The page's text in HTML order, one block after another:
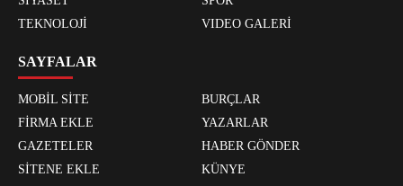
TEKNOLOJİ
VIDEO GALERİ
SAYFALAR
MOBİL SİTE
BURÇLAR
FİRMA EKLE
YAZARLAR
GAZETELER
HABER GÖNDER
SİTENE EKLE
KÜNYE